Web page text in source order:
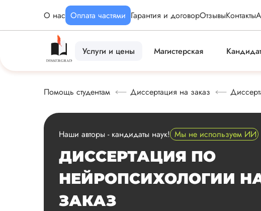
О нас Оплата частями Гарантия и договорОтзывыКонтакты
Услуги и цены Магистерская
Помощь студентам Диссертация на заказ
Наши авторы - кандидаты наук! Мы не используем ИИ
ДИССЕРТАЦИЯ ПО
НЕЙРОПСИХОЛОГИИ
ЗАКАЗ